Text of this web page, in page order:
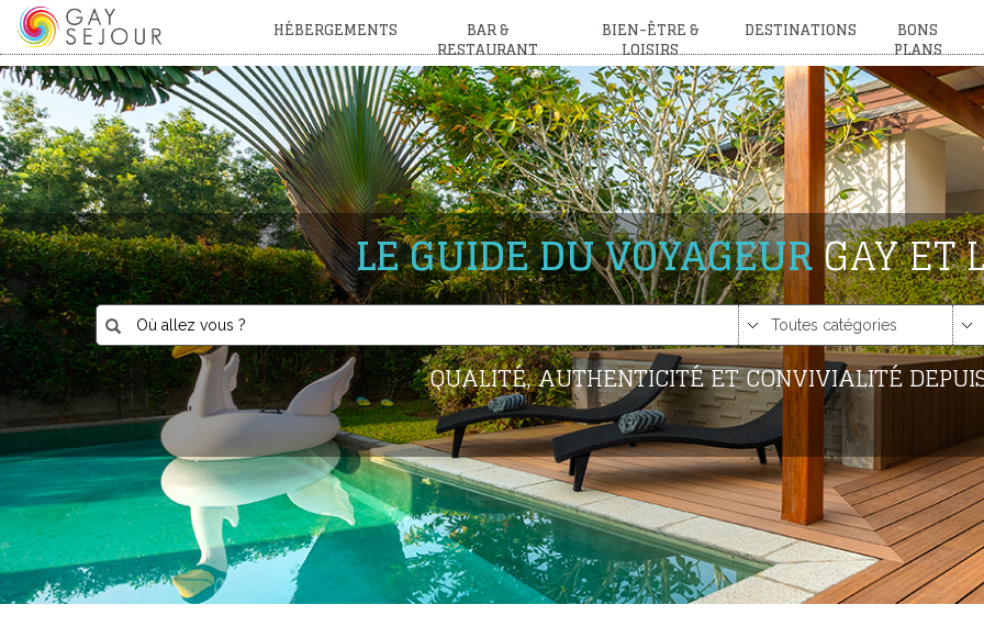
HÉBERGEMENTS BAR &
RESTAURANT
BIEN-ÊTRE &
LOISIRS
DESTINATIONS BONS
PLANS
LE GUIDE DU VOYAGEURGAY ET
QUALITÉ, AUTHENTICITÉ ET CONVIVIALITÉ